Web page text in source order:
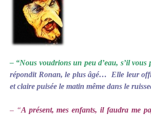
– “Nous voudrions un peu d’eau, s’il vous
répondit Ronan, le plus âgé… Elle leur
et claire puisée le matin même dans le
– “A présent, mes enfants, il faudra me